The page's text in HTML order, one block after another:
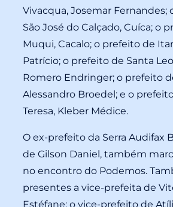
Vivacqua, Josemar Fernandes;
São José do Calçado, Cuíca; o
Muqui, Cacalo; o prefeito de
Patrício; o prefeito de Santa
Romero Endringer; o prefeito
Alessandro Broedel; e o
Teresa, Kleber Médice.
O ex-prefeito da Serra Audifax
de Gilson Daniel, também
no encontro do Podemos.
presentes a vice-prefeita de
Estéfane; o vice-prefeito de